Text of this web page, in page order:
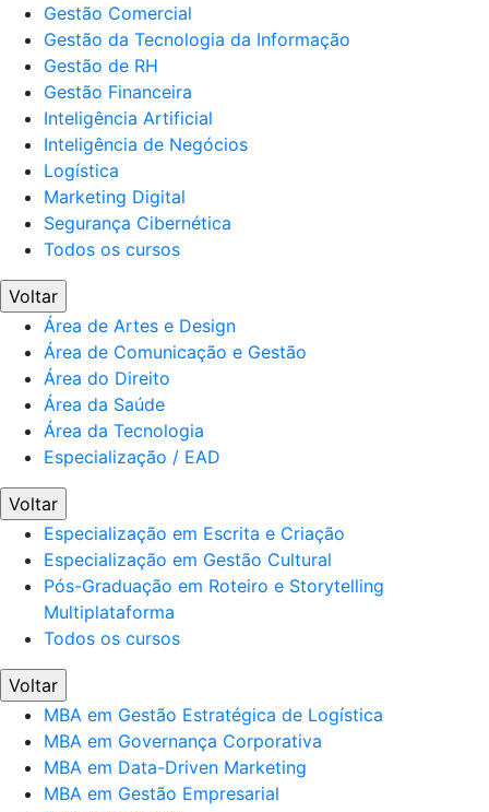
Gestão Comercial
Gestão da Tecnologia da Informação
Gestão de RH
Gestão Financeira
Inteligência Artificial
Inteligência de Negócios
Logística
Marketing Digital
Segurança Cibernética
Todos os cursos
Voltar
Área de Artes e Design
Área de Comunicação e Gestão
Área do Direito
Área da Saúde
Área da Tecnologia
Especialização / EAD
Voltar
Especialização em Escrita e Criação
Especialização em Gestão Cultural
Pós-Graduação em Roteiro e Storytelling
Multiplataforma
Todos os cursos
Voltar
MBA em Gestão Estratégica de Logística
MBA em Governança Corporativa
MBA em Data-Driven Marketing
MBA em Gestão Empresarial